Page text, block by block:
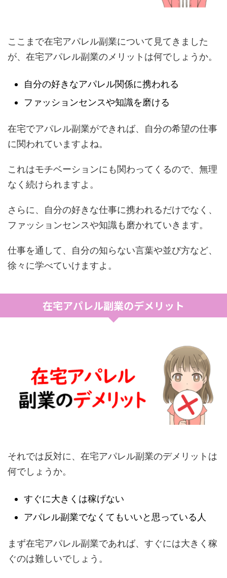
ここまで在宅アパレル副業について見てきました
が、在宅アパレル副業のメリットは何でしょうか。
自分の好きなアパレル関係に携われる
ファッションセンスや知識を磨ける
在宅でアパレル副業ができれば、自分の希望の仕事
に関われていますよね。
これはモチベーションにも関わってくるので、無理
なく続けられますよ。
さらに、自分の好きな仕事に携われるだけでなく、
ファッションセンスや知識も磨かれていきます。
仕事を通して、自分の知らない言葉や並び方など、
徐々に学べていけますよ。
在宅アパレル副業のデメリット
それでは反対に、在宅アパレル副業のデメリットは
何でしょうか。
すぐに大きくは稼げない
アパレル副業でなくてもいいと思っている人
まず在宅アパレル副業であれば、すぐには大きく稼
ぐのは難しいでしょう。